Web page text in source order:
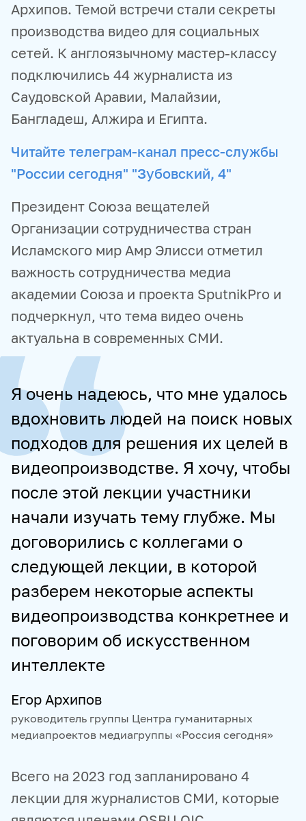
Архипов. Темой встречи стали секреты
производства видео для социальных
сетей. К англоязычному мастер-классу
подключились 44 журналиста из
Саудовской Аравии, Малайзии,
Бангладеш, Алжира и Египта.
Читайте телеграм-канал пресс-службы
"России сегодня" "Зубовский, 4"
Президент Союза вещателей
Организации сотрудничества стран
Исламского мир Амр Элисси отметил
важность сотрудничества медиа
академии Союза и проекта SputnikPro и
подчеркнул, что тема видео очень
актуальна в современных СМИ.
Я очень надеюсь, что мне удалось
вдохновить людей на поиск новых
подходов для решения их целей в
видеопроизводстве. Я хочу, чтобы
после этой лекции участники
начали изучать тему глубже. Мы
договорились с коллегами о
следующей лекции, в которой
разберем некоторые аспекты
видеопроизводства конкретнее и
поговорим об искусственном
интеллекте
Егор Архипов
руководитель группы Центра гуманитарных
медиапроектов медиагруппы «Россия сегодня»
Всего на 2023 год запланировано 4
лекции для журналистов СМИ, которые